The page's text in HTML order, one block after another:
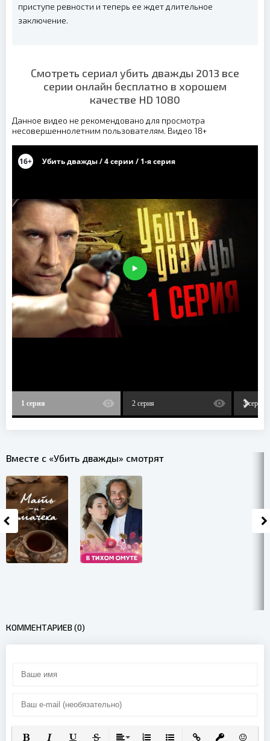
приступе ревности и теперь ее ждет длительное
заключение.
Смотреть сериал убить дважды 2013 все
серии онлайн бесплатно в хорошем
качестве HD 1080
Данное видео не рекомендовано для просмотра
несовершеннолетним пользователям. Видео 18+
1 серия 2 серия 3 серия
Вместе с «Убить дважды» смотрят
КОММЕНТАРИЕВ (0)